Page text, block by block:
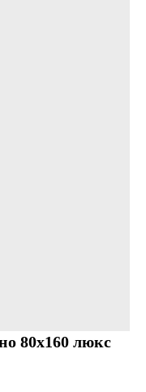
80х160 люкс